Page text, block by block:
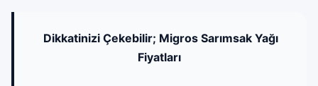
Dikkatinizi Çekebilir; Migros Sarımsak Yağı
Fiyatları